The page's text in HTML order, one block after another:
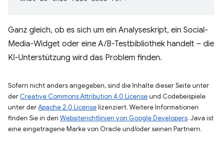
Ganz gleich, ob es sich um ein Analyseskript, ein Social-
Media-Widget oder eine A/B-Testbibliothek handelt – die
KI-Unterstützung wird das Problem finden.
Sofern nicht anders angegeben, sind die Inhalte dieser Seite unter
der Creative Commons Attribution 4.0 Licenseund Codebeispiele
unter derApache 2.0 Licenselizenziert. Weitere Informationen
finden Sie in den Websiterichtlinien von Google Developers. Java ist
eine eingetragene Marke von Oracle und/oder seinen Partnern.